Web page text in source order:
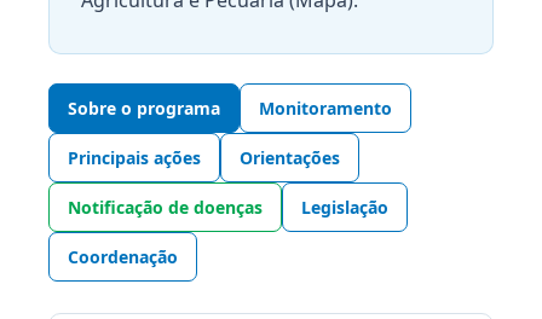
Sobre o programa Monitoramento
Principais ações Orientações
Notificação de doenças Legislação
Coordenação